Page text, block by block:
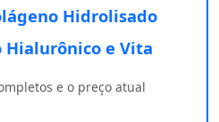
Hidrolisado
Hialurônico e Vita
e o preço atual